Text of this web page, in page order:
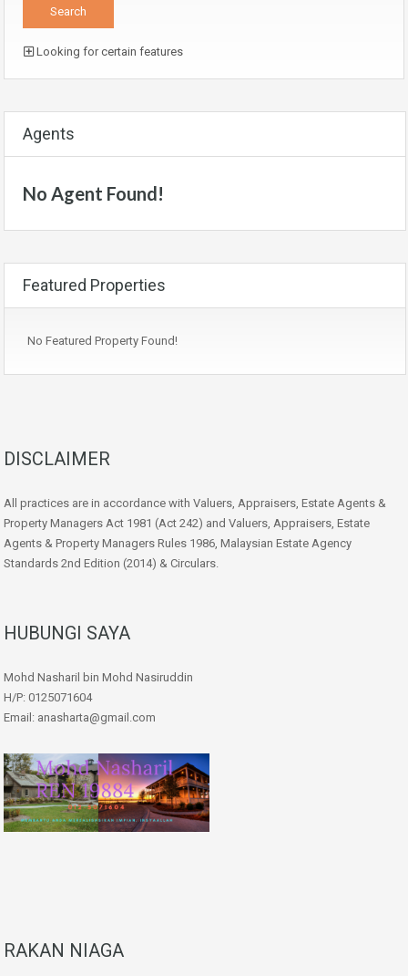
Looking for certain features
Agents
No Agent Found!
Featured Properties
No Featured Property Found!
DISCLAIMER
All practices are in accordance with Valuers, Appraisers, Estate Agents &
Property Managers Act 1981 (Act 242) and Valuers, Appraisers, Estate
Agents & Property Managers Rules 1986, Malaysian Estate Agency
Standards 2nd Edition (2014) & Circulars.
HUBUNGI SAYA
Mohd Nasharil bin Mohd Nasiruddin
H/P: 0125071604
Email: anasharta@gmail.com
RAKAN NIAGA